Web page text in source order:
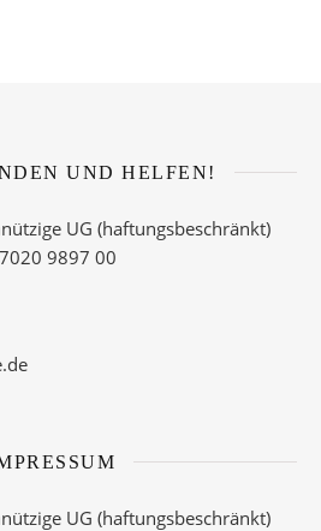
UND HELFEN!
UG (haftungsbeschränkt)
9897 00
UG (haftungsbeschränkt)